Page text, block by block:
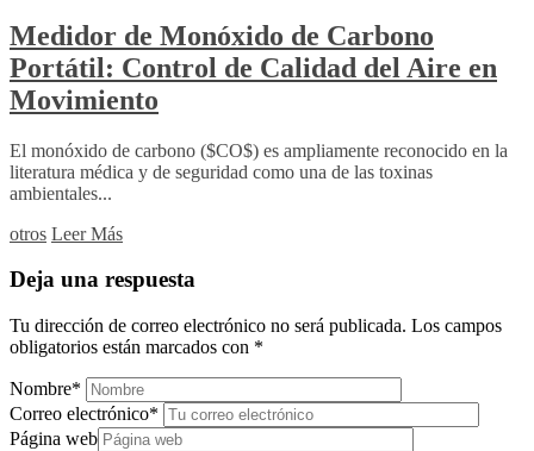
Medidor de Monóxido de Carbono
Portátil: Control de Calidad del Aire en
Movimiento
El monóxido de carbono ($CO$) es ampliamente reconocido en la
literatura médica y de seguridad como una de las toxinas
ambientales...
otros Leer Más
Deja una respuesta
Tu dirección de correo electrónico no será publicada. Los campos
obligatorios están marcados con *
Nombre*
Correo electrónico*
Página web